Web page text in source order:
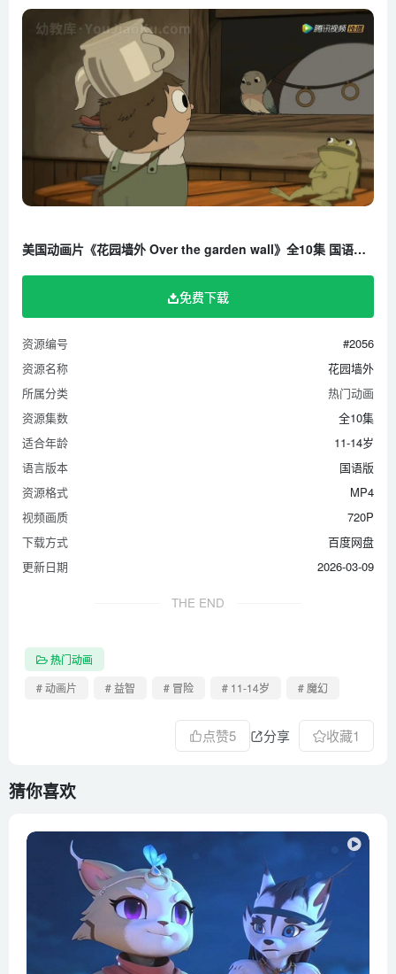
美国动画片《花园墙外 Over the garden wall》全10集 国语版 720P/MP4/622M 百度云网盘下载
免费下载
资源编号
#2056
资源名称
花园墙外
所属分类
热门动画
资源集数
全10集
适合年龄
11-14岁
语言版本
国语版
资源格式
MP4
视频画质
720P
下载方式
百度网盘
更新日期
2026-03-09
THE END
热门动画
# 动画片
# 益智 # 冒险 # 11-14岁 # 魔幻
点赞5 分享 收藏1
猜你喜欢